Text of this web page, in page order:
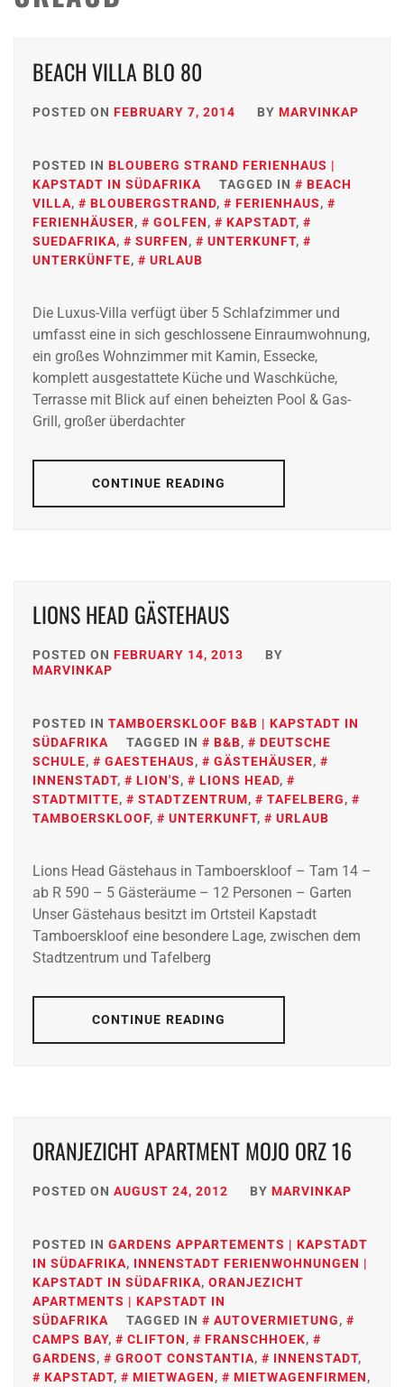
BEACH VILLA BLO 80
POSTED ON FEBRUARY 7, 2014 BY MARVINKAP
POSTED IN BLOUBERG STRAND FERIENHAUS |
KAPSTADT IN SÜDAFRIKA
TAGGED IN
BEACH
VILLA, BLOUBERGSTRAND, FERIENHAUS,
FERIENHÄUSER, GOLFEN, KAPSTADT,
SUEDAFRIKA, SURFEN, UNTERKUNFT,
UNTERKÜNFTE, URLAUB
Die Luxus-Villa verfügt über 5 Schlafzimmer und
umfasst eine in sich geschlossene Einraumwohnung,
ein großes Wohnzimmer mit Kamin, Essecke,
komplett ausgestattete Küche und Waschküche,
Terrasse mit Blick auf einen beheizten Pool & Gas-
Grill, großer überdachter
CONTINUE READING
LIONS HEAD GÄSTEHAUS
POSTED ON FEBRUARY 14, 2013
BY
MARVINKAP
POSTED IN TAMBOERSKLOOF B&B | KAPSTADT IN
SÜDAFRIKA
TAGGED IN B&B,
DEUTSCHE
SCHULE, GAESTEHAUS, GÄSTEHÄUSER,
INNENSTADT, LION'S, LIONS HEAD,
STADTMITTE, STADTZENTRUM, TAFELBERG,
TAMBOERSKLOOF, UNTERKUNFT, URLAUB
Lions Head Gästehaus in Tamboerskloof – Tam 14 –
ab R 590 – 5 Gästeräume – 12 Personen – Garten
Unser Gästehaus besitzt im Ortsteil Kapstadt
Tamboerskloof eine besondere Lage, zwischen dem
Stadtzentrum und Tafelberg
CONTINUE READING
ORANJEZICHT APARTMENT MOJO ORZ 16
POSTED ON AUGUST 24, 2012 BY MARVINKAP
POSTED IN GARDENS APPARTEMENTS | KAPSTADT
IN SÜDAFRIKA, INNENSTADT FERIENWOHNUNGEN |
KAPSTADT IN SÜDAFRIKA, ORANJEZICHT
APARTMENTS | KAPSTADT IN
SÜDAFRIKA
TAGGED IN AUTOVERMIETUNG,
CAMPS BAY, CLIFTON, FRANSCHHOEK,
GARDENS, GROOT CONSTANTIA, INNENSTADT,
KAPSTADT, MIETWAGEN, MIETWAGENFIRMEN,